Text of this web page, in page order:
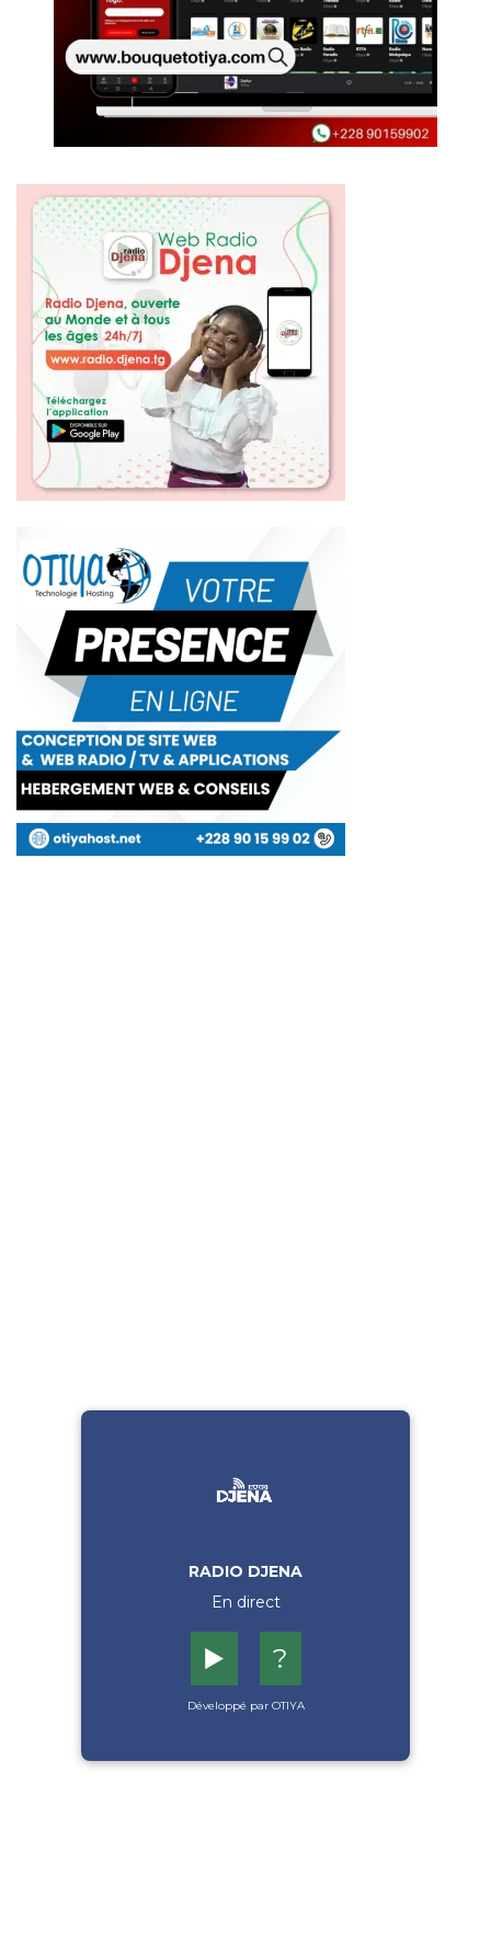
RADIO DJENA
En direct
▶️ ?
Développé par OTIYA